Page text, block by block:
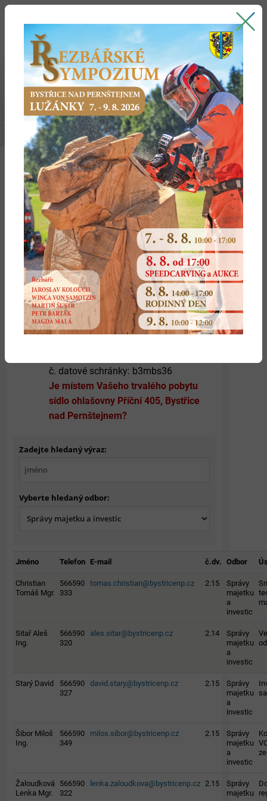
ODBOR SPRÁVY MAJETKU A
INVESTIC
Kontakty Činnost
Formuláře Životní situace
Dokumenty
Městský úřad Bystřice nad Pernštejnem
ÚŘEDNÍ
HODINY:
Příční 405, 593 01 Bystřice nad
Pernštejnem Po:
7.00-11.30 12.00-17.00
Ústředna tel.: 566 590 311
St: 7.00-
11.30 12.00-17.00
E-mail:
posta@bystricenp.cz
č. datové schránky: b3mbs36
Je místem Vašeho trvalého pobytu
sídlo ohlašovny Příční 405, Bystřice
nad Pernštejnem?
Zadejte hledaný výraz:
Vyberte hledaný odbor:
Jméno Telefon E-mail č.dv. Odbor
Christian
Tomáš Mgr.
566590
333
tomas.christian@bystricenp.cz 2.15
Správy
majetku
a
investic
Sitař Aleš
Ing.
566590
320
ales.sitar@bystricenp.cz 2.14
Správy
majetku
a
investic
Starý David
566590
327
david.stary@bystricenp.cz 2.15
Správy
majetku
a
investic
Šibor Miloš
Ing.
566590
349
milos.sibor@bystricenp.cz 2.15
Správy
majetku
a
investic
Žaloudková
Lenka Mgr.
566590
322
lenka.zaloudkova@bystricenp.cz 2.15
Správy
majetku